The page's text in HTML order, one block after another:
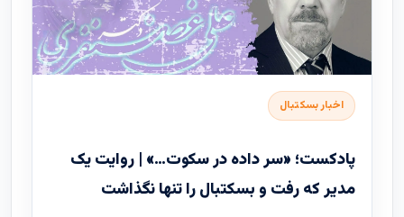
اخبار بسکتبال
پادکست؛ «سر داده در سکوت…» | روایت یک
مدیر که رفت و بسکتبال را تنها نگذاشت